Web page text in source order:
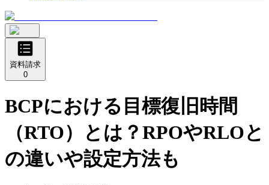
資料請求
0
BCPにおける目標復旧時間
（RTO）とは？RPOやRLOと
の違いや設定方法も